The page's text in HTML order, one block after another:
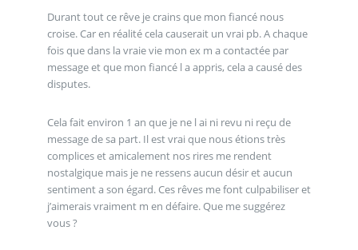
Durant tout ce rêve je crains que mon fiancé nous
croise. Car en réalité cela causerait un vrai pb. A chaque
fois que dans la vraie vie mon ex m a contactée par
message et que mon fiancé l a appris, cela a causé des
disputes.
Cela fait environ 1 an que je ne l ai ni revu ni reçu de
message de sa part. Il est vrai que nous étions très
complices et amicalement nos rires me rendent
nostalgique mais je ne ressens aucun désir et aucun
sentiment a son égard. Ces rêves me font culpabiliser et
j’aimerais vraiment m en défaire. Que me suggérez
vous ?